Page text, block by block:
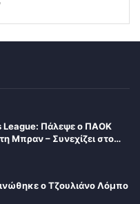
League: Πάλεψε ο ΠΑΟΚ
Μπραν – Συνεχίζει στο…
ο Τζουλιάνο Λόμπο